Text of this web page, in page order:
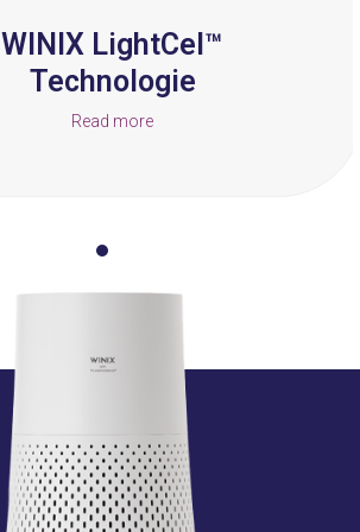
WINIX LightCel™
Technologie
Read more